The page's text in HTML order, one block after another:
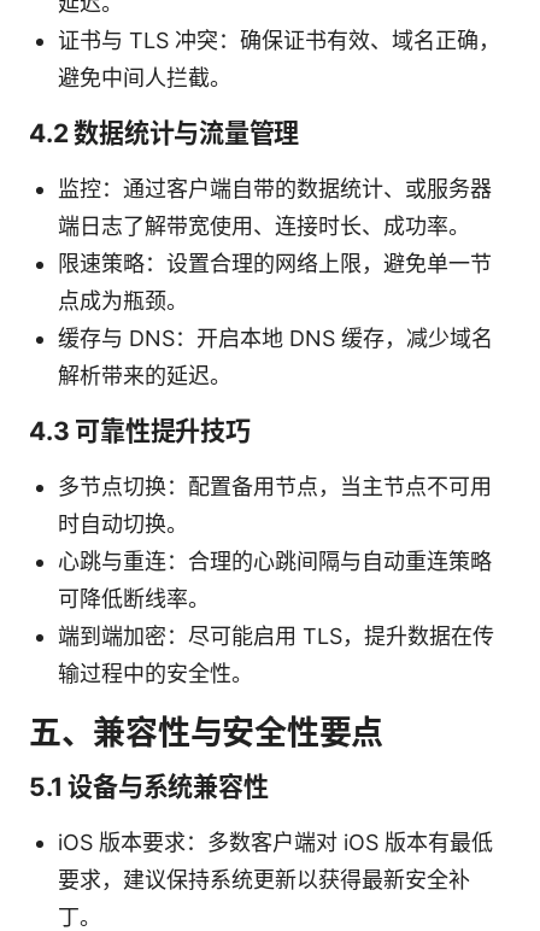
证书与 TLS 冲突：确保证书有效、域名正确，
避免中间人拦截。
4.2 数据统计与流量管理
监控：通过客户端自带的数据统计、或服务器
端日志了解带宽使用、连接时长、成功率。
限速策略：设置合理的网络上限，避免单一节
点成为瓶颈。
缓存与 DNS：开启本地 DNS 缓存，减少域名
解析带来的延迟。
4.3 可靠性提升技巧
多节点切换：配置备用节点，当主节点不可用
时自动切换。
心跳与重连：合理的心跳间隔与自动重连策略
可降低断线率。
端到端加密：尽可能启用 TLS，提升数据在传
输过程中的安全性。
五、兼容性与安全性要点
5.1 设备与系统兼容性
iOS 版本要求：多数客户端对 iOS 版本有最低
要求，建议保持系统更新以获得最新安全补
丁。